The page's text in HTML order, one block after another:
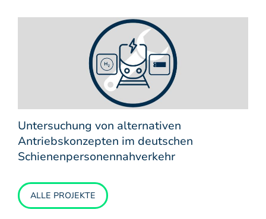
Untersuchung von alternativen
Antriebskonzepten im deutschen
Schienenpersonennahverkehr
ALLE PROJEKTE